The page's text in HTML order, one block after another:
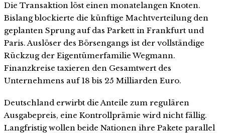
Die Transaktion löst einen monatelangen Knoten.
Bislang blockierte die künftige Machtverteilung den
geplanten Sprung auf das Parkett in Frankfurt und
Paris. Auslöser des Börsengangs ist der vollständige
Rückzug der Eigentümerfamilie Wegmann.
Finanzkreise taxieren den Gesamtwert des
Unternehmens auf 18 bis 25 Milliarden Euro.
Deutschland erwirbt die Anteile zum regulären
Ausgabepreis, eine Kontrollprämie wird nicht fällig.
Langfristig wollen beide Nationen ihre Pakete parallel